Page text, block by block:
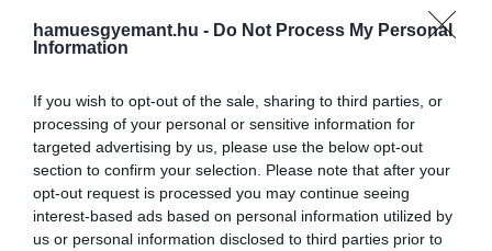
hamuesgyemant.hu - Do Not Process My Personal
Information
If you wish to opt-out of the sale, sharing to third parties, or
processing of your personal or sensitive information for
targeted advertising by us, please use the below opt-out
section to confirm your selection. Please note that after your
opt-out request is processed you may continue seeing
interest-based ads based on personal information utilized by
us or personal information disclosed to third parties prior to
3. Túl nagy a láng vagy épp a főzőlap mérete
A moka aljához képest túl nagy hőforrás egyenes út
a rossz ízű kávéhoz. Gáztűzhelyen a láng könnyen
felkúszik az oldalán, túlmelegíti a kávét, károsítja a
tömítést, és kellemetlen, égett ízeket eredményez.
A kotyogós nem siet: kisebb lángon érzi jól magát.